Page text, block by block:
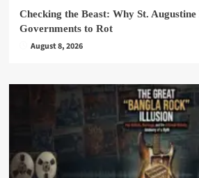
Checking the Beast: Why St. Augustine
Governments to Rot
August 8, 2026